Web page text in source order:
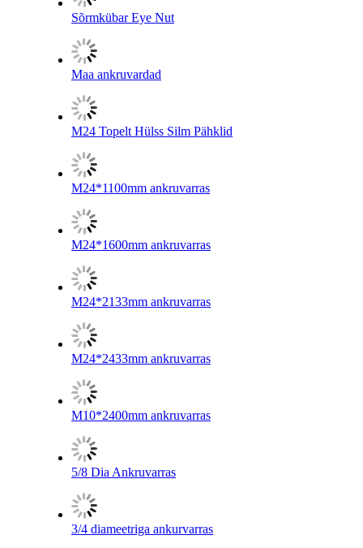
Sõrmkübar Eye Nut
Maa ankruvardad
M24 Topelt Hülss Silm Pähklid
M24*1100mm ankruvarras
M24*1600mm ankruvarras
M24*2133mm ankruvarras
M24*2433mm ankruvarras
M10*2400mm ankruvarras
5/8 Dia Ankruvarras
3/4 diameetriga ankurvarras